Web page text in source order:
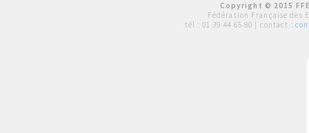
Copyright © 2015
Fédération Française des
tél : 01 39 44 65 80 | contact :